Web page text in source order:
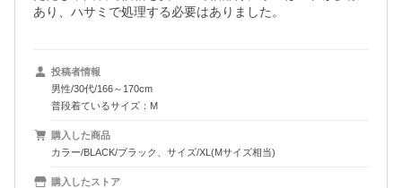
あり、ハサミで処理する必要はありました。
投稿者情報
男性/30代/166～170cm
普段着ているサイズ：M
購入した商品
カラー/BLACK/ブラック、サイズ/XL(Mサイズ相当)
購入したストア